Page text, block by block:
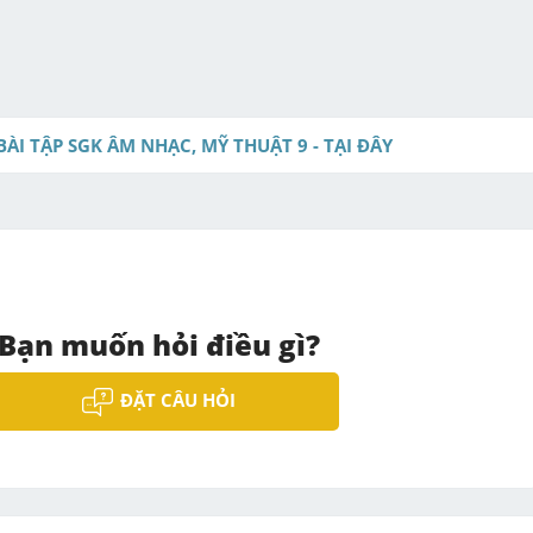
TẬP SGK ÂM NHẠC, MỸ THUẬT 9 - TẠI ĐÂY
Bạn muốn hỏi điều gì?
ĐẶT CÂU HỎI